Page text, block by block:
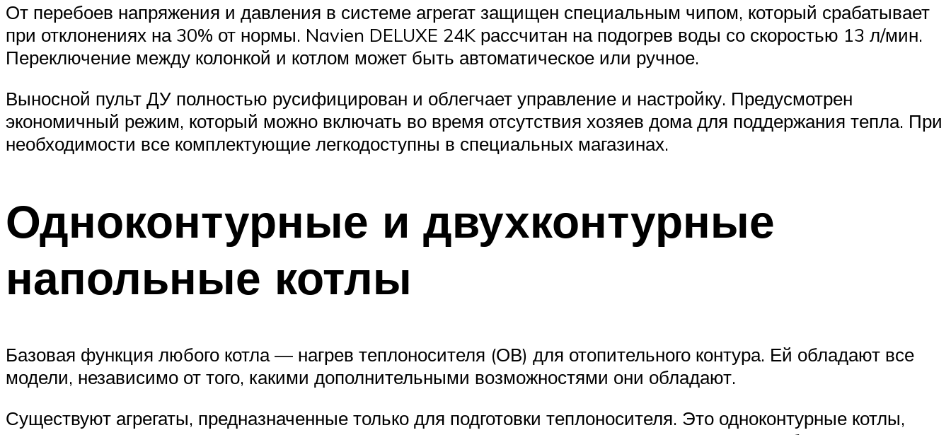
От перебоев напряжения и давления в системе агрегат защищен специальным чипом, который срабатывает
при отклонениях на 30% от нормы. Navien DELUXE 24K рассчитан на подогрев воды со скоростью 13 л/мин.
Переключение между колонкой и котлом может быть автоматическое или ручное.
Выносной пульт ДУ полностью русифицирован и облегчает управление и настройку. Предусмотрен
экономичный режим, который можно включать во время отсутствия хозяев дома для поддержания тепла. При
необходимости все комплектующие легкодоступны в специальных магазинах.
Одноконтурные и двухконтурные
напольные котлы
Базовая функция любого котла — нагрев теплоносителя (ОВ) для отопительного контура. Ей обладают все
модели, независимо от того, какими дополнительными возможностями они обладают.
Существуют агрегаты, предназначенные только для подготовки теплоносителя. Это одноконтурные котлы,